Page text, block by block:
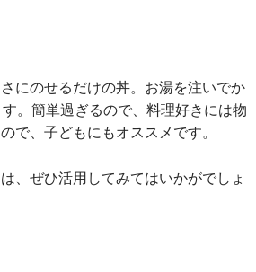
にのせるだけの丼。お湯を注いでか
。簡単過ぎるので、料理好きには物
で、子どもにもオススメです。
、ぜひ活用してみてはいかがでしょ